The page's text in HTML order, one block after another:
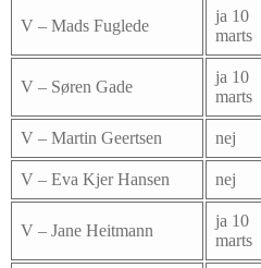
V – Mads Fuglede
ja 10
marts
V – Søren Gade
ja 10
marts
V – Martin Geertsen nej
V – Eva Kjer Hansen nej
V – Jane Heitmann
ja 10
marts